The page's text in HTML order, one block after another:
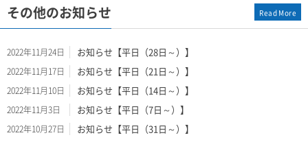
その他のお知らせ
2022年11月24日 お知らせ【平日（28日～）】
2022年11月17日 お知らせ【平日（21日～）】
2022年11月10日 お知らせ【平日（14日～）】
2022年11月3日 お知らせ【平日（7日～）】
2022年10月27日 お知らせ【平日（31日～）】
Read More